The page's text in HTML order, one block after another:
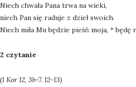
Niech chwała Pana trwa na wieki,
niech Pan się raduje z dzieł swoich.
Niech miła Mu będzie pieśń moja, * będę
2 czytanie
(1 Kor 12, 3b-7. 12-13)